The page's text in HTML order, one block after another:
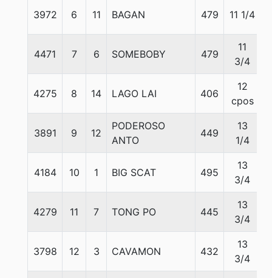
3972 6 11 BAGAN 479 11 1/4
4471 7 6 SOMEBOBY 479
11
3/4
4275 8 14 LAGO LAI 406
12
cpos
3891 9 12
PODEROSO
ANTO
449
13
1/4
4184 10 1 BIG SCAT 495
13
3/4
4279 11 7 TONG PO 445
13
3/4
3798 12 3 CAVAMON 432
13
3/4